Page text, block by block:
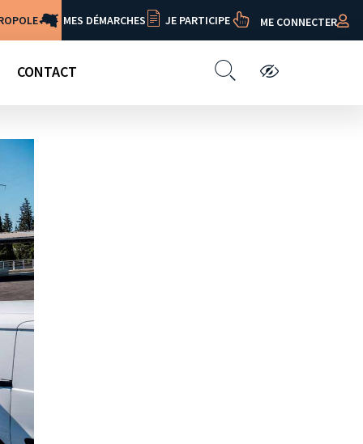
MES DÉMARCHES JE PARTICIPE ME CONNECTER
CONTACT